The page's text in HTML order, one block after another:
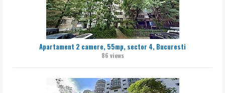
Apartament 2 camere, 55mp, sector 4, Bucuresti
86 views